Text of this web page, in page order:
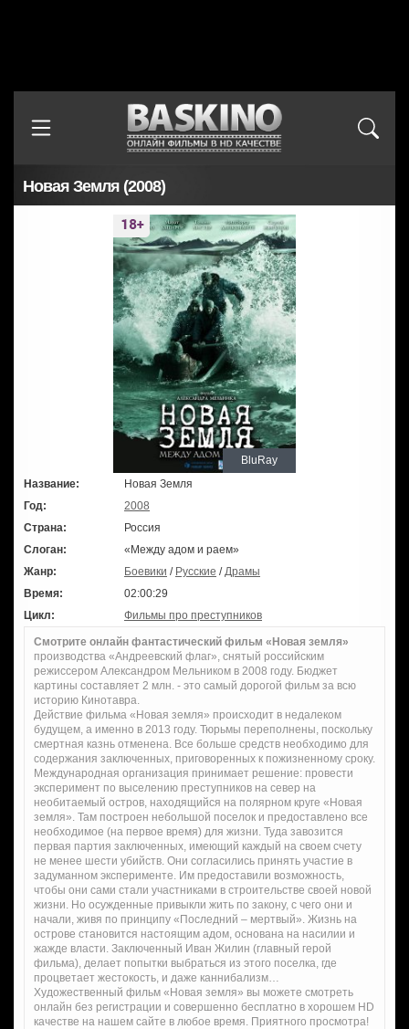
Новая Земля (2008)
BluRay
Название:
Новая Земля
Год:
2008
Страна:
Россия
Слоган:
«Между адом и раем»
Жанр:
Боевики / Русские / Драмы
Время:
02:00:29
Цикл:
Фильмы про преступников
Смотрите онлайн фантастический фильм «Новая земля»
производства «Андреевский флаг», снятый российским
режиссером Александром Мельником в 2008 году. Бюджет
картины составляет 2 млн. - это самый дорогой фильм за всю
историю Кинотавра.
Действие фильма «Новая земля» происходит в недалеком
будущем, а именно в 2013 году. Тюрьмы переполнены, поскольку
смертная казнь отменена. Все больше средств необходимо для
содержания заключенных, приговоренных к пожизненному сроку.
Международная организация принимает решение: провести
эксперимент по выселению преступников на север на
необитаемый остров, находящийся на полярном круге «Новая
земля». Там построен небольшой поселок и предоставлено все
необходимое (на первое время) для жизни. Туда завозится
первая партия заключенных, имеющий каждый на своем счету
не менее шести убийств. Они согласились принять участие в
задуманном эксперименте. Им предоставили возможность,
чтобы они сами стали участниками в строительстве своей новой
жизни. Но осужденные привыкли жить по закону, с чего они и
начали, живя по принципу «Последний – мертвый». Жизнь на
острове становится настоящим адом, основана на насилии и
жажде власти. Заключенный Иван Жилин (главный герой
фильма), делает попытки выбраться из этого поселка, где
процветает жестокость, и даже каннибализм…
Художественный фильм «Новая земля» вы можете смотреть
онлайн без регистрации и совершенно бесплатно в хорошем HD
качестве на нашем сайте в любое время. Приятного просмотра!